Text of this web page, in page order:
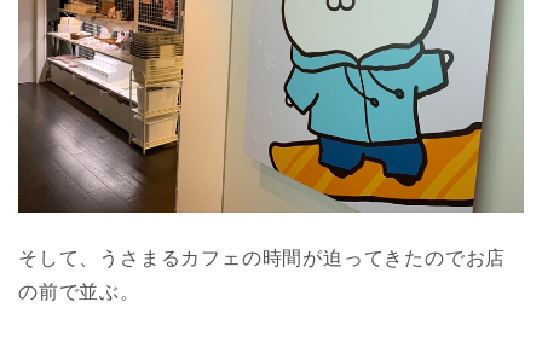
そして、うさまるカフェの時間が迫ってきたのでお店
の前で並ぶ。